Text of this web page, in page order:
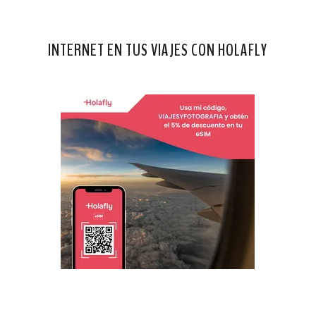
INTERNET EN TUS VIAJES CON HOLAFLY